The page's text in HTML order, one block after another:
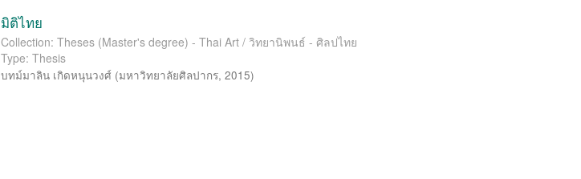
มิติไทย
Collection: Theses (Master's degree) - Thai Art / วิทยานิพนธ์ - ศิลปไทย
Type: Thesis
บทม์มาลิน เกิดหนุนวงศ์ (มหาวิทยาลัยศิลปากร,2015)